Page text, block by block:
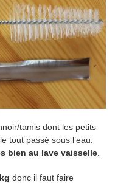
tamis dont les petits
tout passé sous l’eau.
bien au lave vaisselle
donc il faut faire